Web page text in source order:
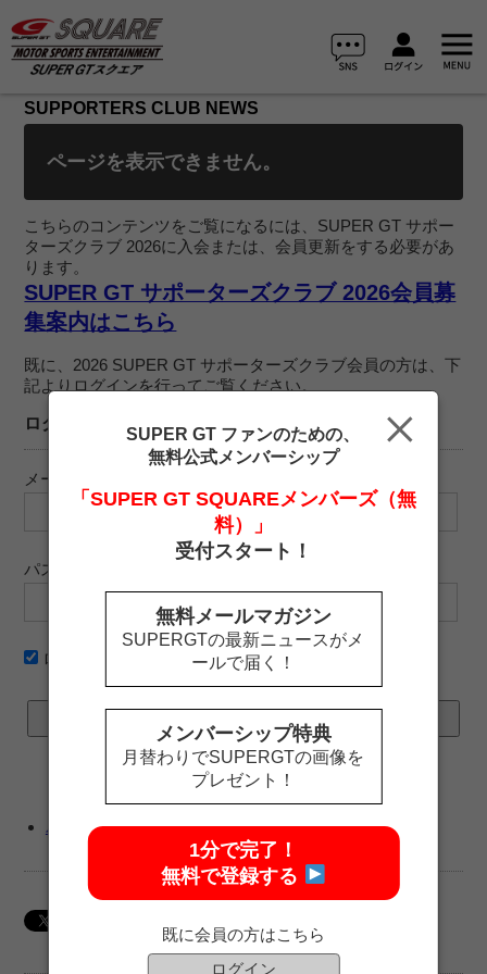
SUPPORTERS CLUB NEWS
ページを表示できません。
こちらのコンテンツをご覧になるには、SUPER GT サポー
ターズクラブ 2026に入会または、会員更新をする必要があ
ります。
SUPER GT サポーターズクラブ 2026会員募
集案内はこちら
既に、2026 SUPER GT サポーターズクラブ会員の方は、下
記よりログインを行ってご覧ください。
ログイン
メールアドレス
パスワード
ログイン情報を記憶
パスワードをお忘れですか ?
SUPER GT ファンのための、
無料公式メンバーシップ
「SUPER GT SQUAREメンバーズ（無
料）」
受付スタート！
無料メールマガジン
SUPERGTの最新ニュースがメ
ールで届く！
メンバーシップ特典
月替わりでSUPERGTの画像を
プレゼント！
1分で完了！
無料で登録する
既に会員の方はこちら
ログイン